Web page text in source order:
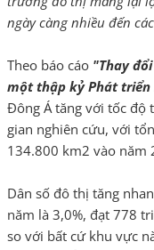
ngày càng nhiều đến
Theo báo cáo "Thay
một thập kỷ Phát triển
Đông Á tăng với tốc độ
gian nghiên cứu, với
134.800 km2 vào năm
Dân số đô thị tăng
năm là 3,0%, đạt 778
so với bất cứ khu vực